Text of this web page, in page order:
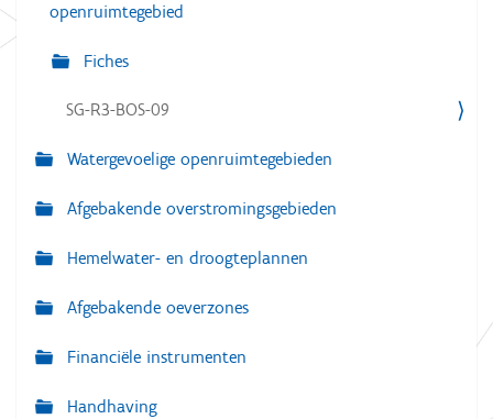
openruimtegebied
Fiches
SG-R3-BOS-09
Watergevoelige openruimtegebieden
Afgebakende overstromingsgebieden
Hemelwater- en droogteplannen
Afgebakende oeverzones
Financiële instrumenten
Handhaving